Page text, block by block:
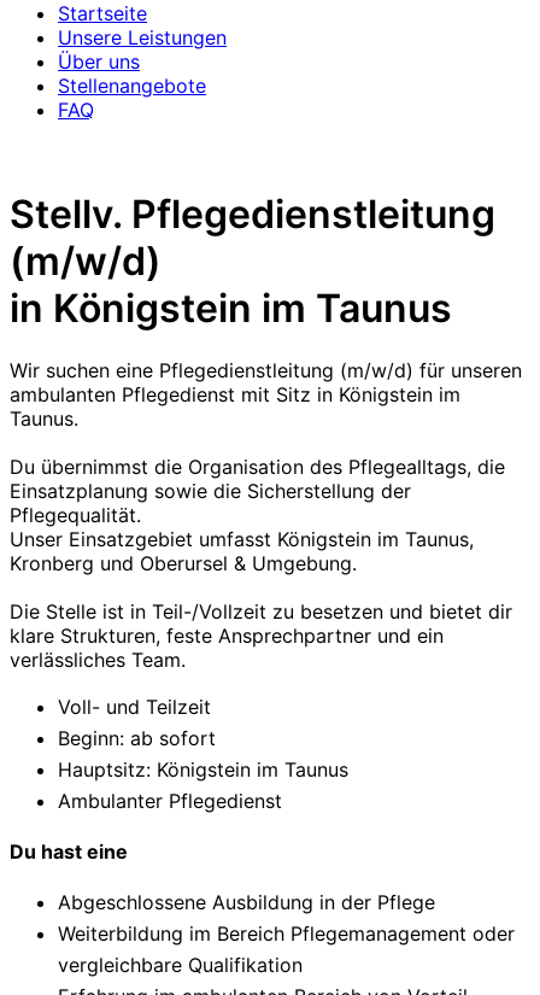
Startseite
Unsere Leistungen
Über uns
Stellenangebote
FAQ
Stellv. Pflegedienstleitung
(m/w/d)
in Königstein im Taunus
Wir suchen eine Pflegedienstleitung (m/w/d) für unseren
ambulanten Pflegedienst mit Sitz in Königstein im
Taunus.
Du übernimmst die Organisation des Pflegealltags, die
Einsatzplanung sowie die Sicherstellung der
Pflegequalität.
Unser Einsatzgebiet umfasst Königstein im Taunus,
Kronberg und Oberursel & Umgebung.
Die Stelle ist in Teil-/Vollzeit zu besetzen und bietet dir
klare Strukturen, feste Ansprechpartner und ein
verlässliches Team.
Voll- und Teilzeit
Beginn: ab sofort
Hauptsitz: Königstein im Taunus
Ambulanter Pflegedienst
Du hast eine
Abgeschlossene Ausbildung in der Pflege
Weiterbildung im Bereich Pflegemanagement oder
vergleichbare Qualifikation